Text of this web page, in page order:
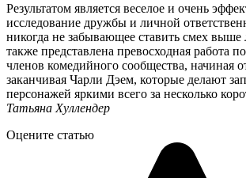
Результатом является веселое и очень
исследование дружбы и личной
никогда не забывающее ставить смех выше
также представлена ​​превосходная работа
членов комедийного сообщества, начиная
заканчивая Чарли Дэем, которые делают
персонажей яркими всего за несколько
Татьяна Хуллендер
Оцените статью